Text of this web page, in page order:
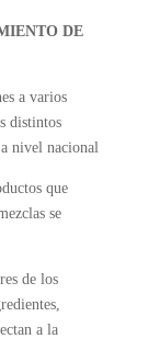
DE
a varios
distintos
nivel nacional
que
se
de los
a la